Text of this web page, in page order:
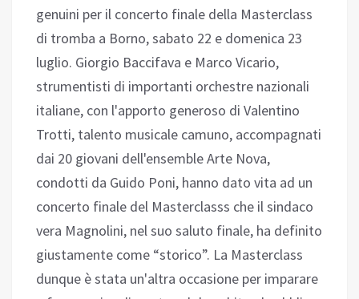
genuini per il concerto finale della Masterclass
di tromba a Borno, sabato 22 e domenica 23
luglio. Giorgio Baccifava e Marco Vicario,
strumentisti di importanti orchestre nazionali
italiane, con l'apporto generoso di Valentino
Trotti, talento musicale camuno, accompagnati
dai 20 giovani dell'ensemble Arte Nova,
condotti da Guido Poni, hanno dato vita ad un
concerto finale del Masterclasss che il sindaco
vera Magnolini, nel suo saluto finale, ha definito
giustamente come “storico”. La Masterclass
dunque è stata un'altra occasione per imparare